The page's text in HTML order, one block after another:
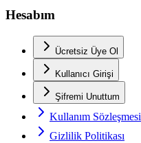
Hesabım
Ücretsiz Üye Ol
Kullanıcı Girişi
Şifremi Unuttum
Kullanım Sözleşmesi
Gizlilik Politikası